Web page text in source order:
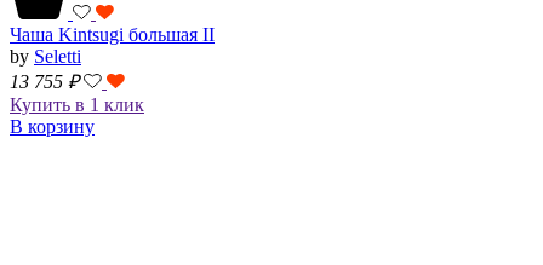
Чаша Kintsugi большая II
by Seletti
13 755 ₽
Купить в 1 клик
В корзину